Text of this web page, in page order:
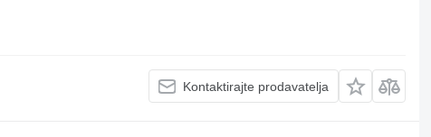
Kontaktirajte prodavatelja